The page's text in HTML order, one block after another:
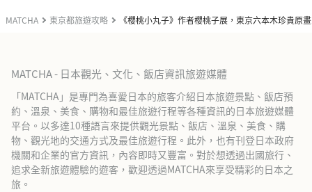
MATCHA 東京都旅遊攻略 《櫻桃小丸子》作者櫻桃子展，東京六本木珍貴原
MATCHA - 日本觀光、文化、飯店資訊旅遊媒體
「MATCHA」是專門為喜愛日本的旅客介紹日本旅遊景點、飯店預
約、溫泉、美食、購物和最佳旅遊行程等各種資訊的日本旅遊媒體
平台。以多達10種語言來提供觀光景點、飯店、溫泉、美食、購
物、觀光地的交通方式及最佳旅遊行程。此外，也有刊登日本政府
機關和企業的官方資訊，內容即時又豐富。對於想透過出國旅行、
追求全新旅遊體驗的遊客，歡迎透過MATCHA來享受精彩的日本之
旅。